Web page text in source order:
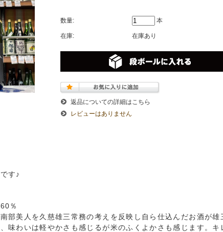
数量: 本
在庫: 在庫あり
返品についての詳細はこちら
レビューはありません
す♪
％
部美人を久慈雄三常務の考えを反映し自ら仕込んだお酒が雄
味わいは軽やかさも感じるが米のふくよかさも感じます。キ